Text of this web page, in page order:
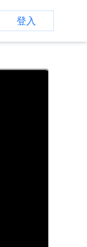
登入